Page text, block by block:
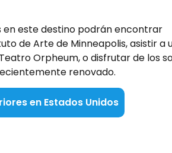
en este destino podrán encontrar
de Arte de Minneapolis, asistir a
Orpheum, o disfrutar de los
renovado.
en Estados Unidos